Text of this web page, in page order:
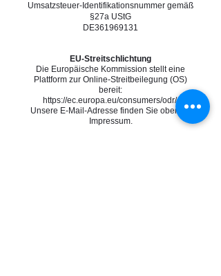
Umsatzsteuer-Identifikationsnummer gemäß
§27a UStG
DE361969131
EU-Streitschlichtung
Die Europäische Kommission stellt eine
Plattform zur Online-Streitbeilegung (OS)
bereit:
https://ec.europa.eu/consumers/odr/.
Unsere E-Mail-Adresse finden Sie oben im
Impressum.